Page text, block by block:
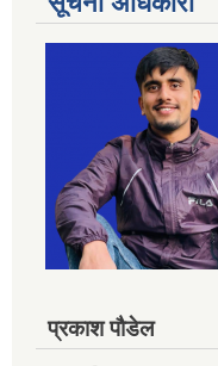
प्रकाश पौडेल